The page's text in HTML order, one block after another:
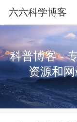
六六科学博客
科普博客 -
资源和